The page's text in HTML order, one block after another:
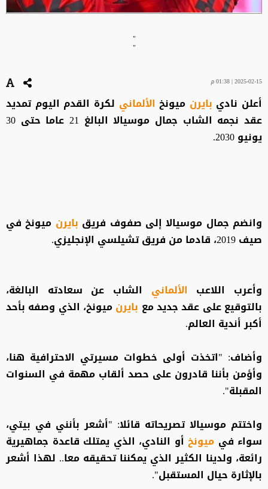
"
"
2025-02-15 | 01:38 م
أعلن نادي بايرن ميونخالألماني لكرة القدم اليوم تمديد
عقد نجمه الشاب جمال موسيالا البالغ 21 عاما حتى 30
يونيو 2030.
وانضم جمال موسيالا إلى صفوف فريق بايرن ميونخ في
صيف 2019، قادما من فريق تشيلسي الإنجليزي.
وأعرب اللاعب الألماني الشاب عن سعادته البالغة،
بالتوقيع على عقد جديد مع بايرنميونخ، الذي وصفه بأحد
أكبر أندية العالم.
وأضاف: "اتخذت أولى خطوات مسيرتي الاحترافية هنا،
وأؤمن بأننا قادرون على حصد ألقاب مهمة في السنوات
المقبلة".
واختتم موسيالا تصريحاته قائلا: "أشعر بأنني في بيتي،
سواء في ميونخ أو النادي، الذي يمتلك قاعدة جماهيرية
رائعة، ولدينا الكثير الذي يمكننا تحقيقه معا.. لهذا أشعر
بالإثارة حيال المستقبل".